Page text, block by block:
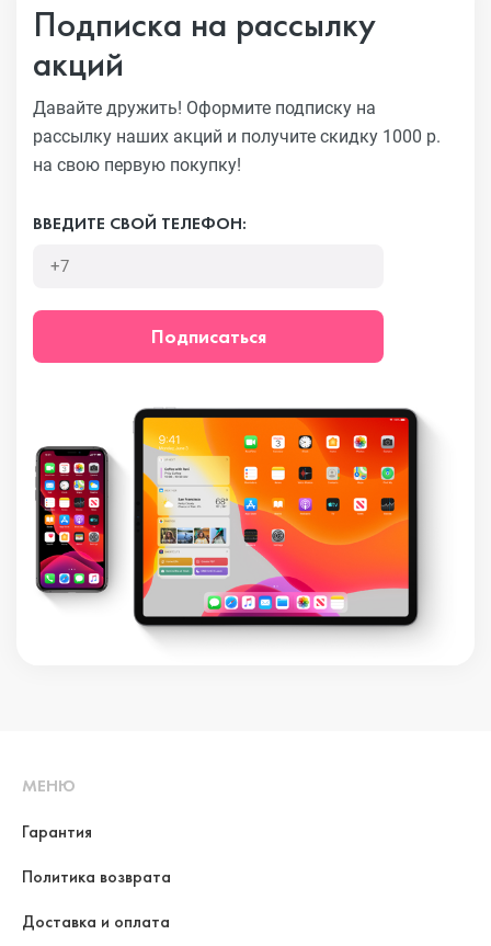
Подписка на рассылку
акций
Давайте дружить! Оформите подписку на
рассылку наших акций и получите скидку 1000 р.
на свою первую покупку!
ВВЕДИТЕ СВОЙ ТЕЛЕФОН:
Подписаться
МЕНЮ
Гарантия
Политика возврата
Доставка и оплата